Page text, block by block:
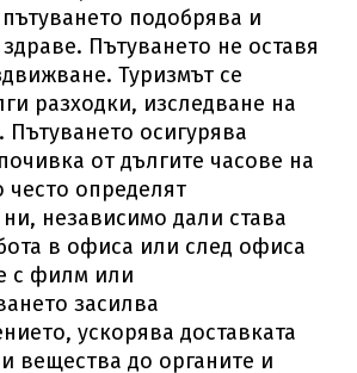
подобрява и
Пътуването не оставя
Туризмът се
разходки, изследване на
Пътуването осигурява
от дългите часове на
често определят
независимо дали става
в офиса или след офиса
с филм или
засилва
ускорява доставката
вещества до органите и